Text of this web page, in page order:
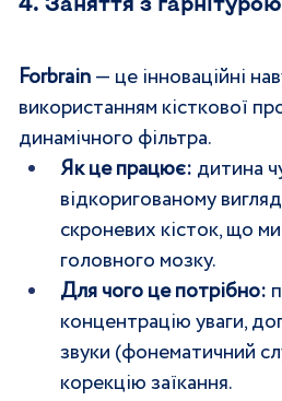
Forbrain — це інноваційні
використанням кісткової
динамічного фільтра.
Як це працює: дитина
відкоригованому
скроневих кісток, що
головного мозку.
Для чого це потрібно:
концентрацію уваги,
звуки (фонематичний
корекцію заїкання.